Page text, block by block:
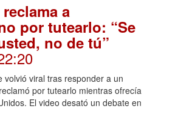
a
por tutearlo: “Se
no de tú”
volvió viral tras responder a un
por tutearlo mientras ofrecía
El video desató un debate en